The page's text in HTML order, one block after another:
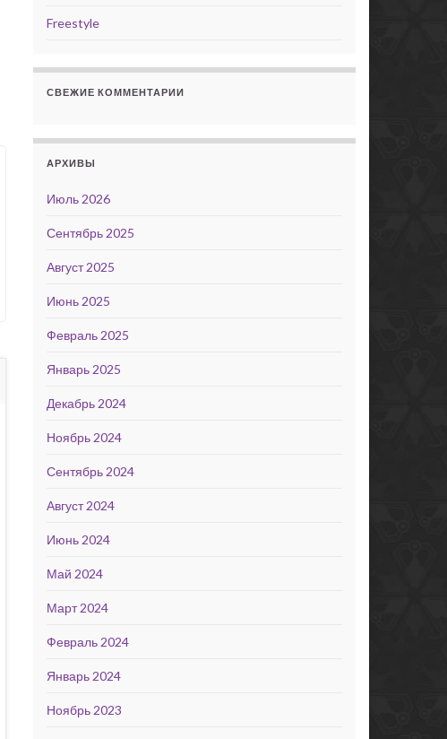
Freestyle
СВЕЖИЕ КОММЕНТАРИИ
АРХИВЫ
Июль 2026
Сентябрь 2025
Август 2025
Июнь 2025
Февраль 2025
Январь 2025
Декабрь 2024
Ноябрь 2024
Сентябрь 2024
Август 2024
Июнь 2024
Май 2024
Март 2024
Февраль 2024
Январь 2024
Ноябрь 2023